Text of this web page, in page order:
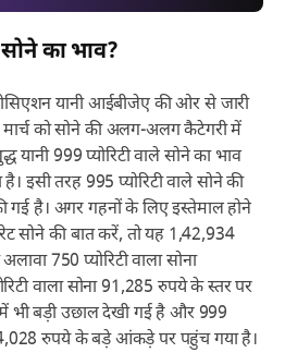
का भाव?
यानी आईबीजेए की ओर से जारी
को सोने की अलग-अलग कैटेगरी में
999 प्योरिटी वाले सोने का भाव
इसी तरह 995 प्योरिटी वाले सोने की
गई है। अगर गहनों के लिए इस्तेमाल होने
सोने की बात करें, तो यह 1,42,934
750 प्योरिटी वाला सोना
वाला सोना 91,285 रुपये के स्तर पर
भी बड़ी उछाल देखी गई है और 999
रुपये के बड़े आंकड़े पर पहुंच गया है।